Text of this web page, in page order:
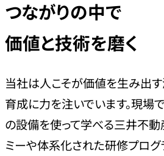
つながりの中で
価値と技術を磨く
当社は人こそが価値を生み出
育成に力を注いでいます。現場
の設備を使って学べる三井不
ミーや体系化された研修プログ